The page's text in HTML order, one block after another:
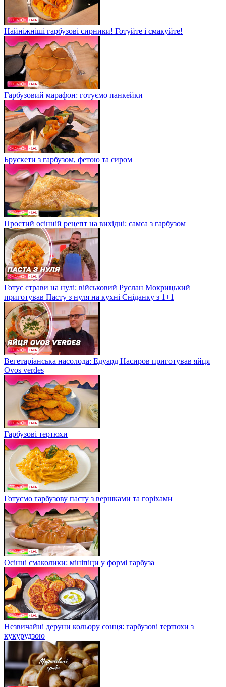
Найніжніші гарбузові сирники! Готуйте і смакуйте!
Гарбузовий марафон: готуємо панкейки
Брускети з гарбузом, фетою та сиром
Простий осінній рецепт на вихідні: самса з гарбузом
Готує страви на нулі: військовий Руслан Мокрицький
приготував Пасту з нуля на кухні Сніданку з 1+1
Вегетаріанська насолода: Едуард Насиров приготував яйця
Ovos verdes
Гарбузові тертюхи
Готуємо гарбузову пасту з вершками та горіхами
Осінні смаколики: мініпіци у формі гарбуза
Незвичайні деруни кольору сонця: гарбузові тертюхи з
кукурудзою